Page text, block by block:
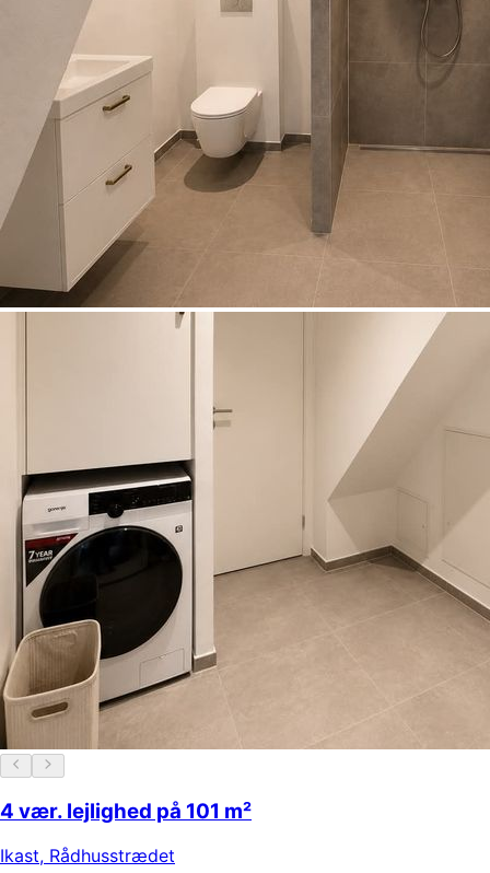
4 vær. lejlighed på 101 m²
Ikast, Rådhusstrædet